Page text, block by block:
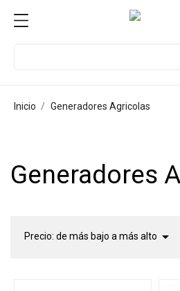
Inicio Generadores Agricolas
Generadores
Precio: de más bajo a más alto 